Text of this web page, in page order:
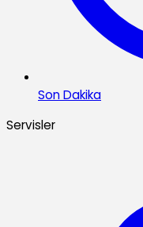
Son Dakika
Servisler